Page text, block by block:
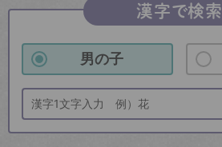
漢字で検索
男の子